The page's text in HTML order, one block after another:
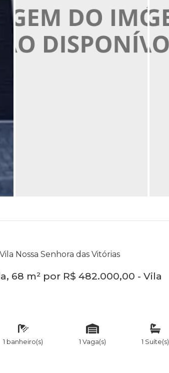
Nossa Senhora das Vitórias
68 m² por R$ 482.000,00 - Vila
1 banheiro(s) 1 Vaga(s) 1 Suíte(s)